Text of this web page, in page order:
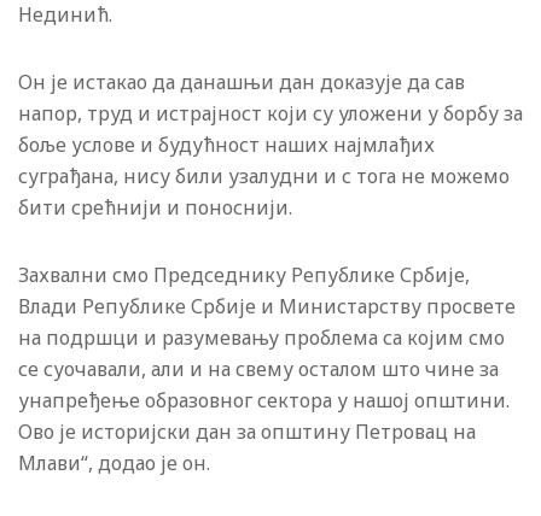
Нединић.
Он је истакао да данашњи дан доказује да сав
напор, труд и истрајност који су уложени у борбу за
боље услове и будућност наших најмлађих
суграђана, нису били узалудни и с тога не можемо
бити срећнији и поноснији.
Захвални смо Председнику Републике Србије,
Влади Републике Србије и Министарству просвете
на подршци и разумевању проблема са којим смо
се суочавали, али и на свему осталом што чине за
унапређење образовног сектора у нашој општини.
Ово је историјски дан за општину Петровац на
Млави“, додао је он.